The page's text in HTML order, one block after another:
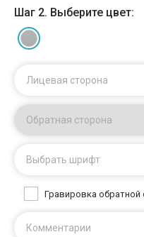
Шаг 2. Выберите цвет:
Лицевая сторона
Обратная сторона
Выбрать шрифт
Гравировка обратной
Комментарии